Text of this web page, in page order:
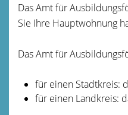
Das Amt für
Sie Ihre Hauptwohnung
Das Amt für
für einen Stadtkreis:
für einen Landkreis: